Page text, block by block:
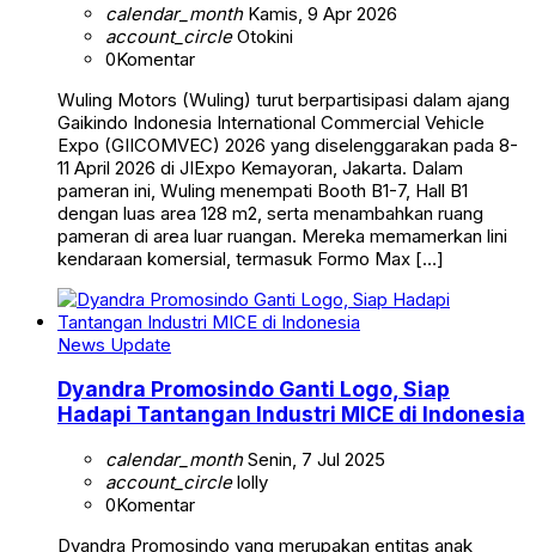
calendar_monthKamis, 9 Apr 2026
account_circleOtokini
0Komentar
Wuling Motors (Wuling) turut berpartisipasi dalam ajang
Gaikindo Indonesia International Commercial Vehicle
Expo (GIICOMVEC) 2026 yang diselenggarakan pada 8-
11 April 2026 di JIExpo Kemayoran, Jakarta. Dalam
pameran ini, Wuling menempati Booth B1-7, Hall B1
dengan luas area 128 m2, serta menambahkan ruang
pameran di area luar ruangan. Mereka memamerkan lini
kendaraan komersial, termasuk Formo Max […]
News Update
Dyandra Promosindo Ganti Logo, Siap
Hadapi Tantangan Industri MICE di Indonesia
calendar_monthSenin, 7 Jul 2025
account_circlelolly
0Komentar
Dyandra Promosindo yang merupakan entitas anak